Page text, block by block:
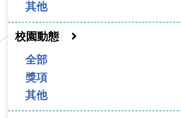
其他
校園動態
全部
獎項
其他